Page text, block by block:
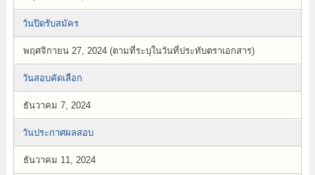
วันปิดรับสมัคร
พฤศจิกายน 27, 2024 (ตามที่ระบุในวันที่ประทับตราเอกสาร)
วันสอบคัดเลือก
ธันวาคม 7, 2024
วันประกาศผลสอบ
ธันวาคม 11, 2024